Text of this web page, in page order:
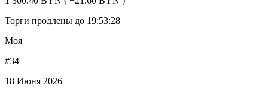
Торги продлены до 19:53:28
Моя
#34
18 Июня 2026